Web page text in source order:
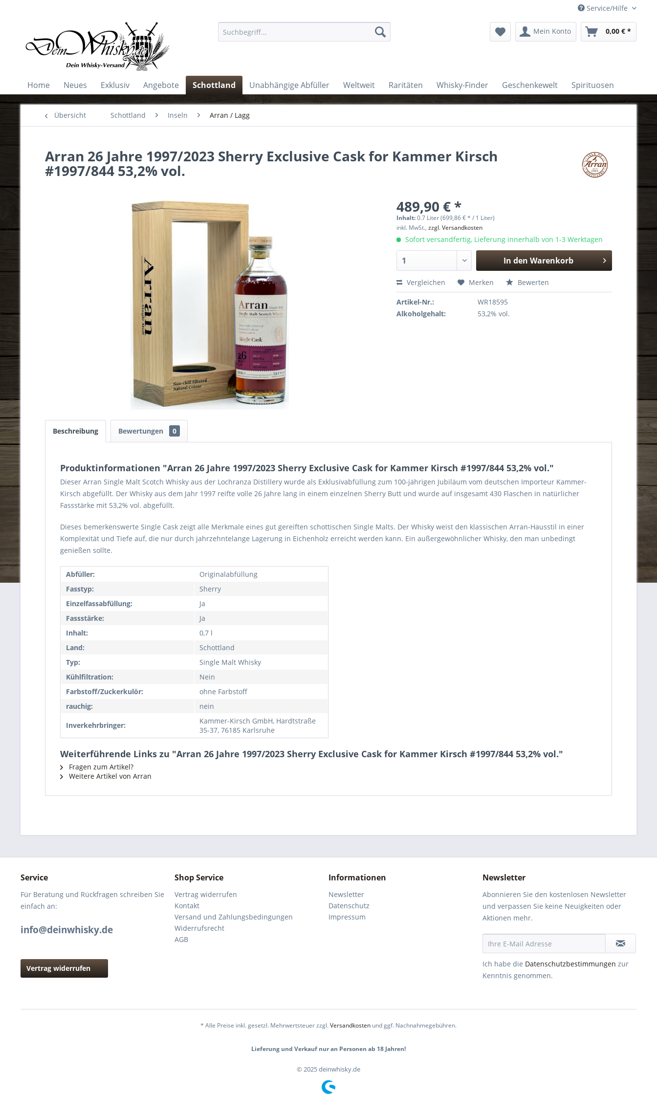
Service/Hilfe
Mein Konto 0,00 € *
Home Neues Exklusiv Angebote Schottland Unabhängige Abfüller Weltweit Raritäten Whisky-Finder Geschenkewelt Spirituosen
Übersicht Schottland Inseln Arran / Lagg
Arran 26 Jahre 1997/2023 Sherry Exclusive Cask for Kammer Kirsch
#1997/844 53,2% vol.
489,90 € *
Inhalt:0.7 Liter (699,86 € * / 1 Liter)
inkl. MwSt.,zzgl. Versandkosten
Sofort versandfertig, Lieferung innerhalb von 1-3 Werktagen
In den Warenkorb
Hinzugefügt
Vergleichen Merken Bewerten
Artikel-Nr.:
WR18595
Alkoholgehalt:
53,2% vol.
Beschreibung Bewertungen 0
Produktinformationen "Arran 26 Jahre 1997/2023 Sherry Exclusive Cask for Kammer Kirsch #1997/844 53,2% vol."
Dieser Arran Single Malt Scotch Whisky aus der Lochranza Distillery wurde als Exklusivabfüllung zum 100-jährigen Jubiläum vom deutschen Importeur Kammer-
Kirsch abgefüllt. Der Whisky aus dem Jahr 1997 reifte volle 26 Jahre lang in einem einzelnen Sherry Butt und wurde auf insgesamt 430 Flaschen in natürlicher
Fassstärke mit 53,2% vol. abgefüllt.
Dieses bemerkenswerte Single Cask zeigt alle Merkmale eines gut gereiften schottischen Single Malts. Der Whisky weist den klassischen Arran-Hausstil in einer
Komplexität und Tiefe auf, die nur durch jahrzehntelange Lagerung in Eichenholz erreicht werden kann. Ein außergewöhnlicher Whisky, den man unbedingt
genießen sollte.
Abfüller:
Originalabfüllung
Fasstyp:
Sherry
Einzelfassabfüllung:
Ja
Fassstärke:
Ja
Inhalt:
0,7 l
Land:
Schottland
Typ:
Single Malt Whisky
Kühlfiltration:
Nein
Farbstoff/Zuckerkulör:
ohne Farbstoff
rauchig:
nein
Inverkehrbringer:
Kammer-Kirsch GmbH, Hardtstraße
35-37, 76185 Karlsruhe
Weiterführende Links zu "Arran 26 Jahre 1997/2023 Sherry Exclusive Cask for Kammer Kirsch #1997/844 53,2% vol."
Fragen zum Artikel?
Weitere Artikel von Arran
Service
Für Beratung und Rückfragen schreiben Sie
einfach an:
info@deinwhisky.de
Vertrag widerrufen
Shop Service
Vertrag widerrufen
Kontakt
Versand und Zahlungsbedingungen
Widerrufsrecht
AGB
Informationen
Newsletter
Datenschutz
Impressum
Newsletter
Abonnieren Sie den kostenlosen Newsletter
und verpassen Sie keine Neuigkeiten oder
Aktionen mehr.
Ich habe die Datenschutzbestimmungen zur
Kenntnis genommen.
* Alle Preise inkl. gesetzl. Mehrwertsteuer zzgl.Versandkosten und ggf. Nachnahmegebühren.
Lieferung und Verkauf nur an Personen ab 18 Jahren!
© 2025 deinwhisky.de